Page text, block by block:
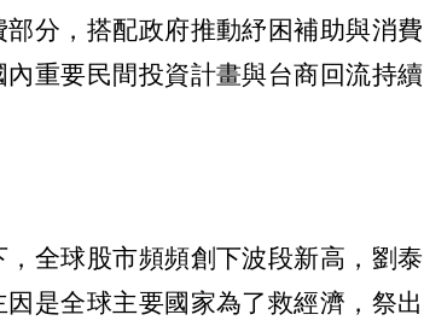
分，搭配政府推動紓困補助與消費
重要民間投資計畫與台商回流持續
全球股市頻頻創下波段新高，劉泰
是全球主要國家為了救經濟，祭出